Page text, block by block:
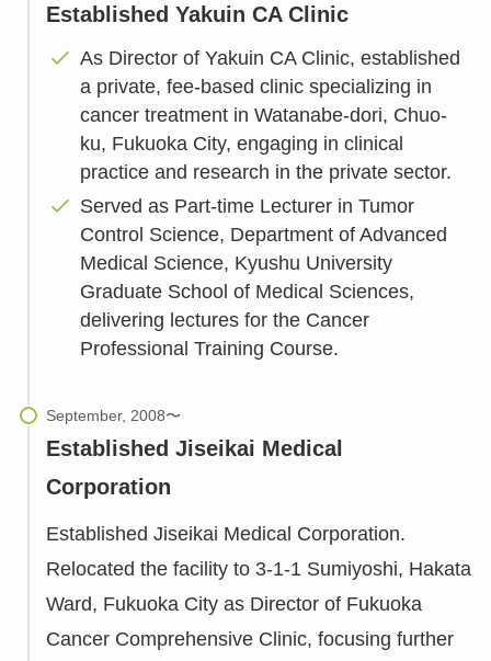
Established Yakuin CA Clinic
As Director of Yakuin CA Clinic, established
a private, fee-based clinic specializing in
cancer treatment in Watanabe-dori, Chuo-
ku, Fukuoka City, engaging in clinical
practice and research in the private sector.
Served as Part-time Lecturer in Tumor
Control Science, Department of Advanced
Medical Science, Kyushu University
Graduate School of Medical Sciences,
delivering lectures for the Cancer
Professional Training Course.
Established Jiseikai Medical
Corporation
Established Jiseikai Medical Corporation.
Relocated the facility to 3-1-1 Sumiyoshi, Hakata
Ward, Fukuoka City as Director of Fukuoka
Cancer Comprehensive Clinic, focusing further